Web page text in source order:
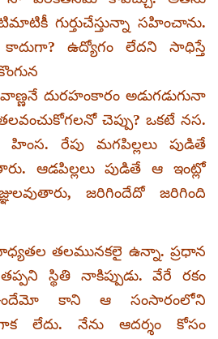
గుర్తుచేస్తున్నా సహించాను.
కాదుగా? ఉద్యోగం లేదని సాధిస్తే
దురహంకారం అడుగడుగునా
తలవంచుకోగలనో చెప్పు? ఒకటే నస.
రేపు మగపిల్లలు పుడితే
ఆడపిల్లలు పుడితే ఆ ఇంట్లో
జరిగిందేదో జరిగింది
బాధ్యతల తలమునకలై ఉన్నా. ప్రధాన
స్థితి నాకిప్పుడు. వేరే రకం
కాని ఆ సంసారంలోని
లేదు. నేను ఆదర్శం కోసం